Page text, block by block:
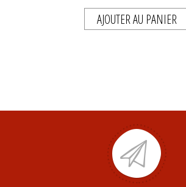
AJOUTER AU PANIER